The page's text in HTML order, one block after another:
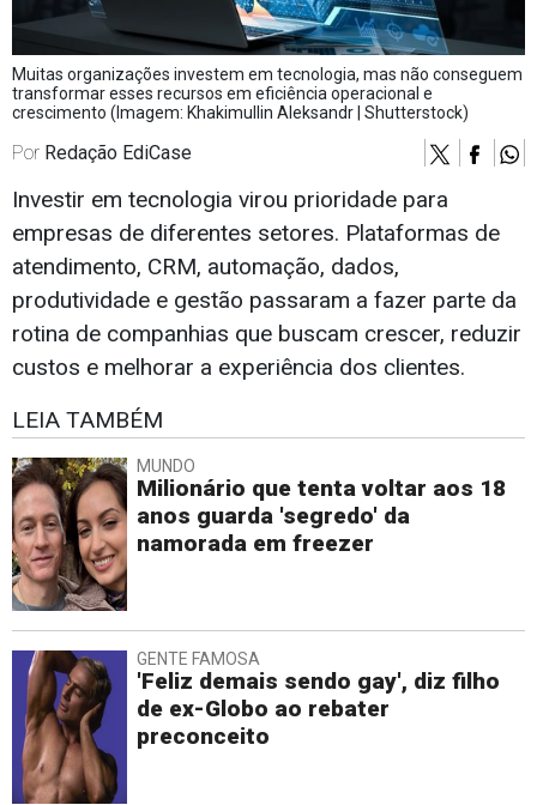
Muitas organizações investem em tecnologia, mas não conseguem
transformar esses recursos em eficiência operacional e
crescimento (Imagem: Khakimullin Aleksandr | Shutterstock)
Por Redação EdiCase
Investir em tecnologia virou prioridade para
empresas de diferentes setores. Plataformas de
atendimento, CRM, automação, dados,
produtividade e gestão passaram a fazer parte da
rotina de companhias que buscam crescer, reduzir
custos e melhorar a experiência dos clientes.
LEIA TAMBÉM
MUNDO
Milionário que tenta voltar aos 18
anos guarda 'segredo' da
namorada em freezer
GENTE FAMOSA
'Feliz demais sendo gay', diz filho
de ex-Globo ao rebater
preconceito